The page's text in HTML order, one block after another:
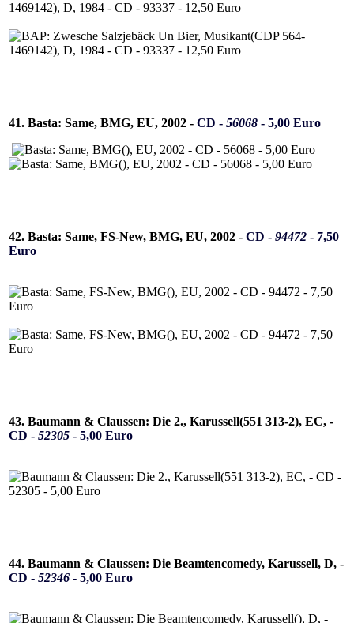
41. Basta: Same, BMG, EU, 2002 - CD - 56068 - 5,00 Euro
42. Basta: Same, FS-New, BMG, EU, 2002 - CD - 94472 - 7,50
Euro
43. Baumann & Claussen: Die 2., Karussell(551 313-2), EC, -
CD - 52305 - 5,00 Euro
44. Baumann & Claussen: Die Beamtencomedy, Karussell, D, -
CD - 52346 - 5,00 Euro